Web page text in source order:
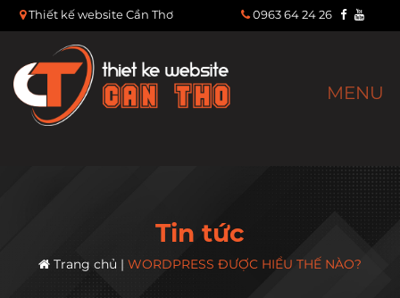
Thiết kế website Cần Thơ 0963 64 24 26
Tin tức
Trang chủ | WORDPRESS ĐƯỢC HIỂU THẾ NÀO?
MENU